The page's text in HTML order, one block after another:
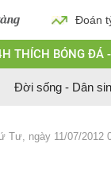
Đoán
THÍCH BÓNG ĐÁ
Đời sống - Dân
Tư, ngày 11/07/2012